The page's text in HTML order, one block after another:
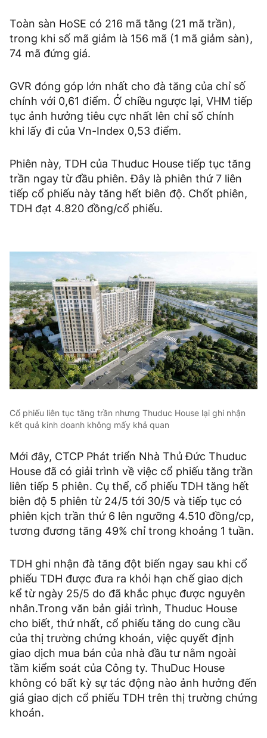
Toàn sàn HoSE có 216 mã tăng (21 mã trần),
trong khi số mã giảm là 156 mã (1 mã giảm sàn),
74 mã đứng giá.
GVR đóng góp lớn nhất cho đà tăng của chỉ số
chính với 0,61 điểm. Ở chiều ngược lại, VHM tiếp
tục ảnh hưởng tiêu cực nhất lên chỉ số chính
khi lấy đi của Vn-Index 0,53 điểm.
Phiên này, TDH của Thuduc House tiếp tục tăng
trần ngay từ đầu phiên. Đây là phiên thứ 7 liên
tiếp cổ phiếu này tăng hết biên độ. Chốt phiên,
TDH đạt 4.820 đồng/cổ phiếu.
Cổ phiếu liên tục tăng trần nhưng Thuduc House lại ghi nhận
kết quả kinh doanh không mấy khả quan
Mới đây, CTCP Phát triển Nhà Thủ Đức Thuduc
House đã có giải trình về việc cổ phiếu tăng trần
liên tiếp 5 phiên. Cụ thể, cổ phiếu TDH tăng hết
biên độ 5 phiên từ 24/5 tới 30/5 và tiếp tục có
phiên kịch trần thứ 6 lên ngưỡng 4.510 đồng/cp,
tương đương tăng 49% chỉ trong khoảng 1 tuần.
TDH ghi nhận đà tăng đột biến ngay sau khi cổ
phiếu TDH được đưa ra khỏi hạn chế giao dịch
kể từ ngày 25/5 do đã khắc phục được nguyên
nhân.Trong văn bản giải trình, Thuduc House
cho biết, thứ nhất, cổ phiếu tăng do cung cầu
của thị trường chứng khoán, việc quyết định
giao dịch mua bán của nhà đầu tư nằm ngoài
tầm kiểm soát của Công ty. ThuDuc House
không có bất kỳ sự tác động nào ảnh hưởng đến
giá giao dịch cổ phiếu TDH trên thị trường chứng
khoán.